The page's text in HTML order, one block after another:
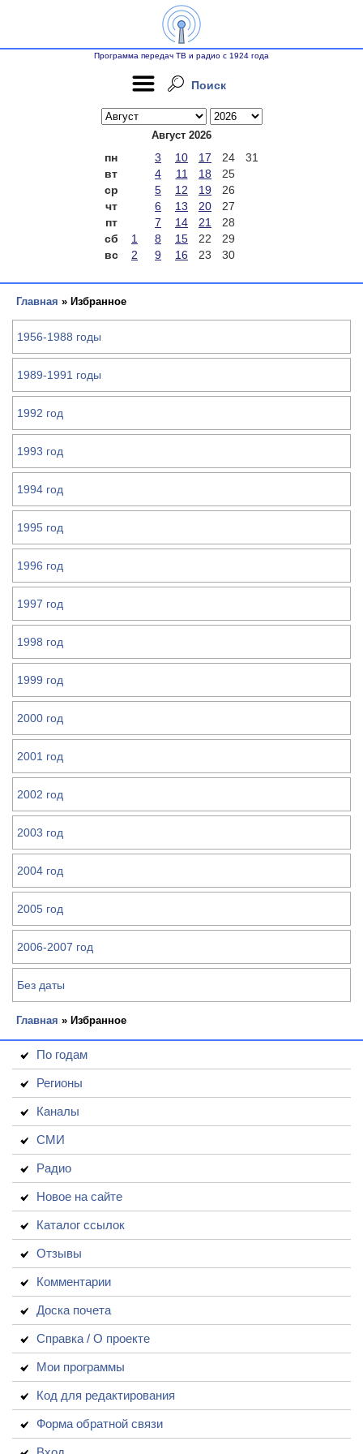
Программа передач ТВ и радио с 1924 года
Поиск
Август 2026
пн 3 10 17 24
31
вт
4 11 18
25
ср
5 12 19
26
чт
6 13 20
27
пт
7 14 21
28
сб
1 8 15 22
29
вс
2 9 16 23 30
Главная » Избранное
1956-1988 годы
1989-1991 годы
1992 год
1993 год
1994 год
1995 год
1996 год
1997 год
1998 год
1999 год
2000 год
2001 год
2002 год
2003 год
2004 год
2005 год
2006-2007 год
Без даты
Главная » Избранное
По годам
Регионы
Каналы
СМИ
Радио
Новое на сайте
Каталог ссылок
Отзывы
Комментарии
Доска почета
Справка / О проекте
Мои программы
Код для редактирования
Форма обратной связи